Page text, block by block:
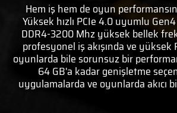
Hem iş hem de oyun
Yüksek hızlı PCIe 4.0 uyumlu
DDR4-3200 Mhz yüksek bellek
profesyonel iş akışında ve
oyunlarda bile sorunsuz bir
64 GB'a kadar genişletme
uygulamalarda ve oyunlarda akıcı